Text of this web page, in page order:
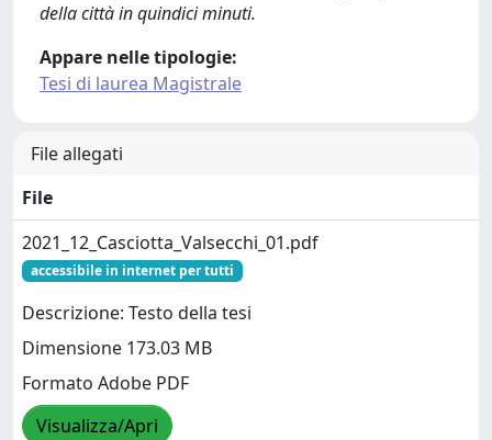
della città in quindici minuti.
Appare nelle tipologie:
Tesi di laurea Magistrale
File allegati
File
2021_12_Casciotta_Valsecchi_01.pdf
accessibile in internet per tutti
Descrizione: Testo della tesi
Dimensione 173.03 MB
Formato Adobe PDF
Visualizza/Apri